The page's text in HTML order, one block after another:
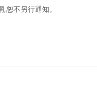
恕不另行通知。